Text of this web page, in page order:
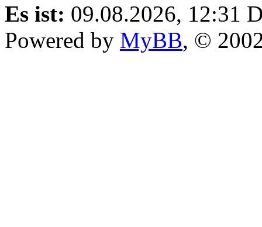
Es ist: 09.08.2026, 12:31
Powered by MyBB, ©